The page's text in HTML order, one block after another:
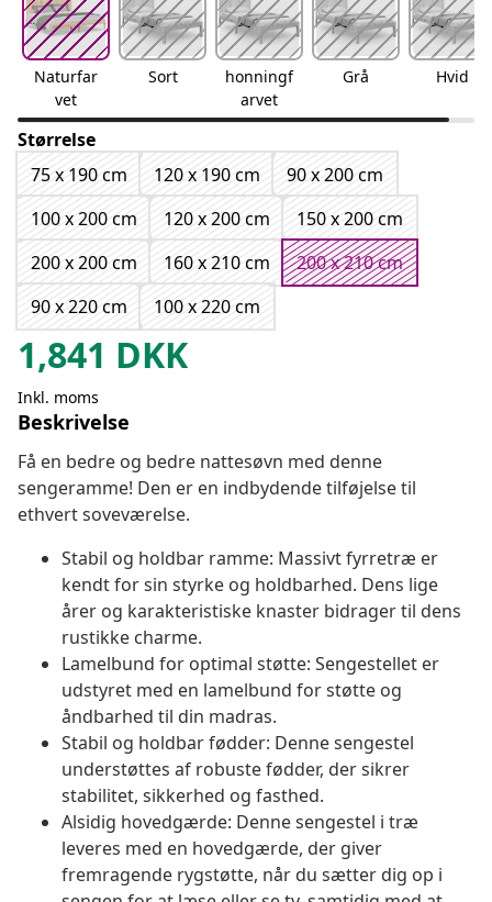
Naturfar
vet
Sort
honningf
arvet
Grå Hvid
Størrelse
75 x 190 cm
120 x 190 cm
90 x 200 cm
100 x 200 cm
120 x 200 cm
150 x 200 cm
200 x 200 cm
160 x 210 cm
200 x 210 cm
90 x 220 cm
100 x 220 cm
1,841 DKK
Inkl. moms
Beskrivelse
Få en bedre og bedre nattesøvn med denne
sengeramme! Den er en indbydende tilføjelse til
ethvert soveværelse.
Stabil og holdbar ramme: Massivt fyrretræ er
kendt for sin styrke og holdbarhed. Dens lige
årer og karakteristiske knaster bidrager til dens
rustikke charme.
Lamelbund for optimal støtte: Sengestellet er
udstyret med en lamelbund for støtte og
åndbarhed til din madras.
Stabil og holdbar fødder: Denne sengestel
understøttes af robuste fødder, der sikrer
stabilitet, sikkerhed og fasthed.
Alsidig hovedgærde: Denne sengestel i træ
leveres med en hovedgærde, der giver
fremragende rygstøtte, når du sætter dig op i